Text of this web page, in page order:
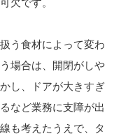
欠です。
う食材によって変わ
場合は、開閉がしや
し、ドアが大きすぎ
など業務に支障が出
も考えたうえで、タ